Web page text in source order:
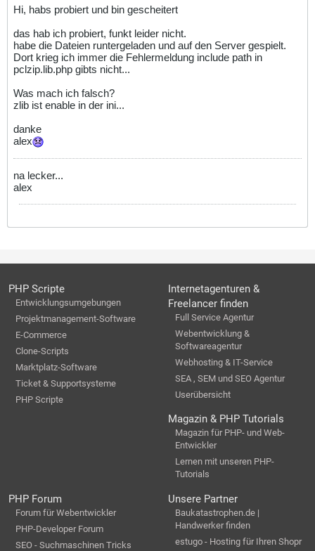
Hi, habs probiert und bin gescheitert
das hab ich probiert, funkt leider nicht.
habe die Dateien runtergeladen und auf den Server gespielt.
Dort krieg ich immer die Fehlermeldung include path in
pclzip.lib.php gibts nicht...
Was mach ich falsch?
zlib ist enable in der ini...
danke
alex
na lecker...
alex
PHP Scripte
Entwicklungsumgebungen
Projektmanagement-Software
E-Commerce
Clone-Scripts
Marktplatz-Software
Ticket & Supportsysteme
PHP Scripte
Internetagenturen &
Freelancer finden
Full Service Agentur
Webentwicklung &
Softwareagentur
Webhosting & IT-Service
SEA , SEM und SEO Agentur
Userübersicht
Magazin & PHP Tutorials
Magazin für PHP- und Web-
Entwickler
Lernen mit unseren PHP-
Tutorials
PHP Forum
Forum für Webentwickler
PHP-Developer Forum
SEO - Suchmaschinen Tricks
Unsere Partner
Baukatastrophen.de |
Handwerker finden
estugo - Hosting für Ihren Shopr